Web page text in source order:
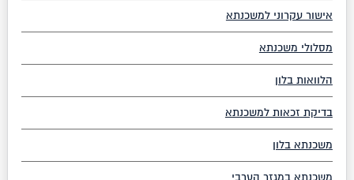
אישור עקרוני למשכנתא
מסלולי משכנתא
הלוואות בלון
בדיקת זכאות למשכנתא
משכנתא בלון